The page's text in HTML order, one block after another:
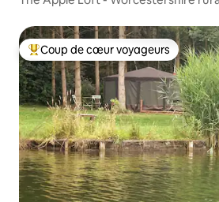
Coups de cœur voyageurs les plus
Coup de cœur voyageurs